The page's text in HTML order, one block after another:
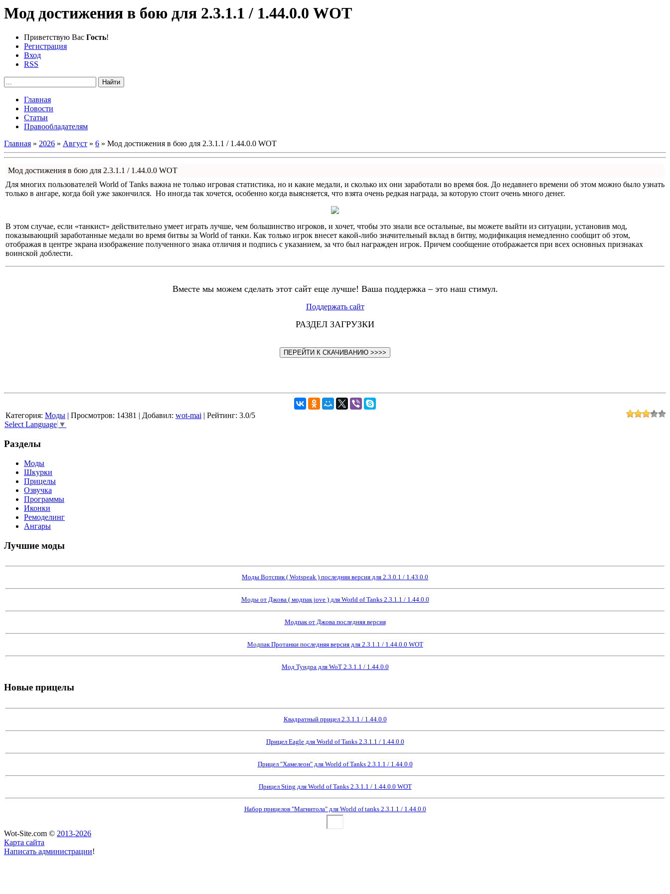
Мод достижения в бою для 2.3.1.1 / 1.44.0.0 WOT
Приветствую Вас Гость!
Регистрация
Вход
RSS
Главная
Новости
Статьи
Правообладателям
Главная » 2026 » Август » 6 » Мод достижения в бою для 2.3.1.1 / 1.44.0.0 WOT
Мод достижения в бою для 2.3.1.1 / 1.44.0.0 WOT
Для многих пользователей World of Tanks важна не только игровая статистика, но и какие медали, и сколько их они заработали во время боя. До недавнего времени об этом можно было узнать
только в ангаре, когда бой уже закончился. Но иногда так хочется, особенно когда выясняется, что взята очень редкая награда, за которую стоит очень много денег.
В этом случае, если «танкист» действительно умеет играть лучше, чем большинство игроков, и хочет, чтобы это знали все остальные, вы можете выйти из ситуации, установив мод,
показывающий заработанные медали во время битвы за World of танки. Как только игрок внесет какой-либо значительный вклад в битву, модификация немедленно сообщит об этом,
отображая в центре экрана изображение полученного знака отличия и подпись с указанием, за что был награжден игрок. Причем сообщение отображается при всех основных признаках
воинской доблести.
Вместе мы можем сделать этот сайт еще лучше! Ваша поддержка – это наш стимул.
Поддержать сайт
РАЗДЕЛ ЗАГРУЗКИ
ПЕРЕЙТИ К СКАЧИВАНИЮ >>>>
Категория: Моды | Просмотров: 14381 | Добавил: wot-mai | Рейтинг: 3.0/5
Select Language ▼
Разделы
Моды
Шкурки
Прицелы
Озвучка
Программы
Иконки
Ремоделинг
Ангары
Лучшие моды
Моды Вотспик ( Wotspeak ) последняя версия для 2.3.0.1 / 1.43.0.0
Моды от Джова ( модпак jove ) для World of Tanks 2.3.1.1 / 1.44.0.0
Модпак от Джова последняя версия
Модпак Протанки последняя версия для 2.3.1.1 / 1.44.0.0 WOT
Мод Тундра для WoT 2.3.1.1 / 1.44.0.0
Новые прицелы
Квадратный прицел 2.3.1.1 / 1.44.0.0
Прицел Eagle для World of Tanks 2.3.1.1 / 1.44.0.0
Прицел "Хамелеон" для World of Tanks 2.3.1.1 / 1.44.0.0
Прицел Sting для World of Tanks 2.3.1.1 / 1.44.0.0 WOT
Набор прицелов "Магнитола" для World of tanks 2.3.1.1 / 1.44.0.0
Wot-Site.com © 2013-2026
Карта сайта
Написать администрации!